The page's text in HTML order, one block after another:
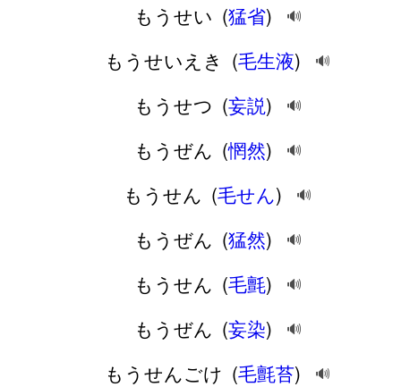
もうせい (猛省) 🔊
もうせいえき (毛生液) 🔊
もうせつ (妄説) 🔊
もうぜん (惘然) 🔊
もうせん (毛せん) 🔊
もうぜん (猛然) 🔊
もうせん (毛氈) 🔊
もうぜん (妄染) 🔊
もうせんごけ (毛氈苔) 🔊